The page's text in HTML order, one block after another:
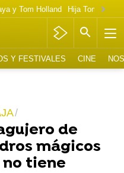
y Tom Holland Hija Tom
Y FESTIVALES CINE
de
mágicos
tiene